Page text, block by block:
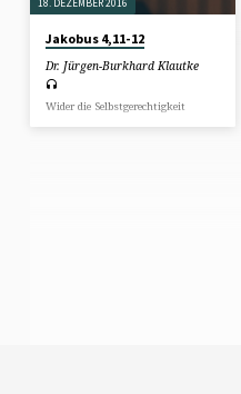
18. DEZEMBER 2016
Jakobus 4,11-12
Dr. Jürgen-Burkhard Klautke
Wider die Selbstgerechtigkeit